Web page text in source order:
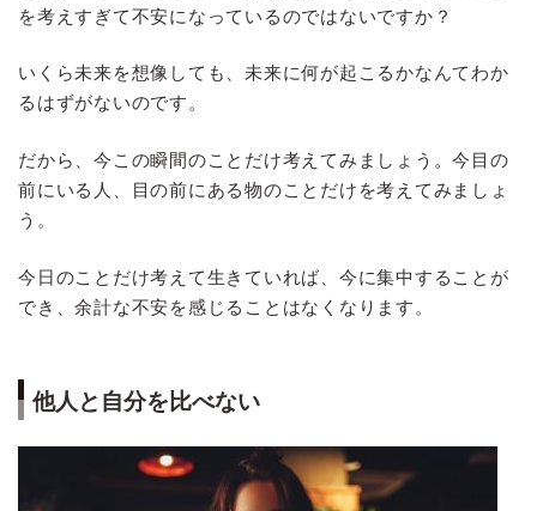
を考えすぎて不安になっているのではないですか？
いくら未来を想像しても、未来に何が起こるかなんてわか
るはずがないのです。
だから、今この瞬間のことだけ考えてみましょう。今目の
前にいる人、目の前にある物のことだけを考えてみましょ
う。
今日のことだけ考えて生きていれば、今に集中することが
でき、余計な不安を感じることはなくなります。
他人と自分を比べない